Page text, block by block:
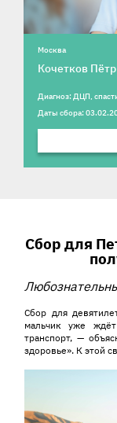
Москва
Кочетков Пётр
Диагноз: ДЦП,
Даты сбора:
Сбор для
Сбор для
мальчик уже
транспорт, —
здоровье». К этой